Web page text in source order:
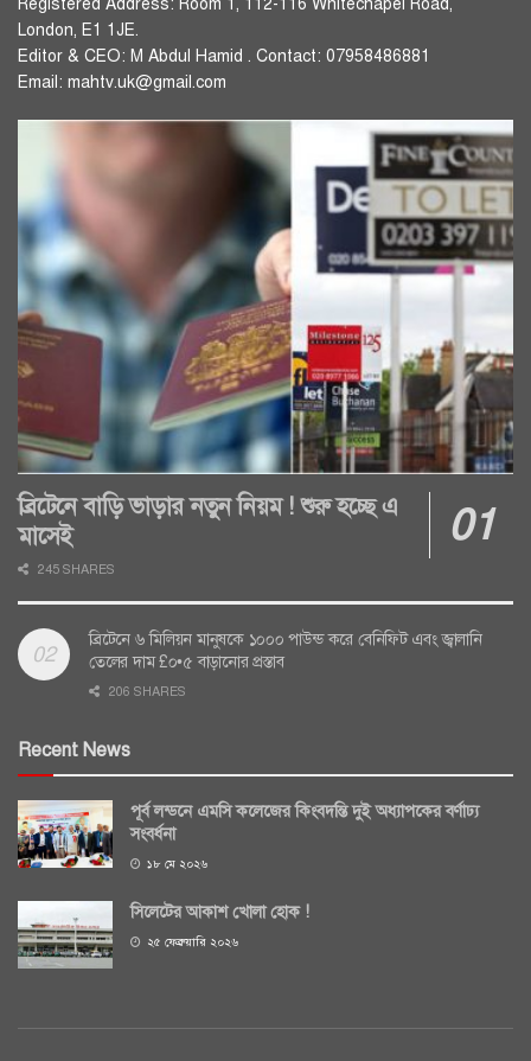
London, E1 1JE.
Editor & CEO: M Abdul Hamid . Contact: 07958486881
Email: mahtv.uk@gmail.com
ব্রিটেনে বাড়ি ভাড়ার নতুন নিয়ম ! শুরু হচ্ছে এ
মাসেই
245 SHARES
ব্রিটেনে ৬ মিলিয়ন মানুষকে ১০০০ পাউন্ড করে বেনিফিট এবং জ্বালানি
তেলের দাম £০•৫ বাড়ানোর প্রস্তাব
206 SHARES
Recent News
পূর্ব লন্ডনে এমসি কলেজের কিংবদন্তি দুই অধ্যাপকের বর্ণাঢ্য
সংবর্ধনা
১৮ মে ২০২৬
সিলেটের আকাশ খোলা হোক !
২৫ ফেব্রুয়ারি ২০২৬